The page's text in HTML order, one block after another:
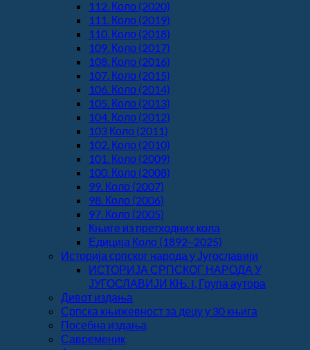
112. Коло (2020)
111. Коло (2019)
110. Коло (2018)
109. Коло (2017)
108. Коло (2016)
107. Коло (2015)
106. Коло (2014)
105. Коло (2013)
104. Коло (2012)
103 Коло (2011)
102. Коло (2010)
101. Коло (2009)
100. Коло (2008)
99. Коло (2007)
98. Коло (2006)
97. Коло (2005)
Књиге из претходних кола
Едиција Коло (1892‒2025)
Историја српског народа у Југославији
ИСТОРИЈА СРПСКОГ НАРОДА У
ЈУГОСЛАВИЈИ КЊ. I, Група аутора
Дивот издања
Српска књижевност за децу у 30 књига
Посебна издања
Савременик